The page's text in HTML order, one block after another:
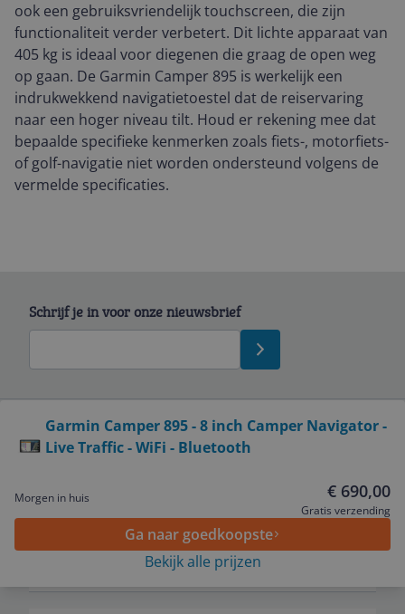
ook een gebruiksvriendelijk touchscreen, die zijn
functionaliteit verder verbetert. Dit lichte apparaat van
405 kg is ideaal voor diegenen die graag de open weg
op gaan. De Garmin Camper 895 is werkelijk een
indrukwekkend navigatietoestel dat de reiservaring
naar een hoger niveau tilt. Houd er rekening mee dat
bepaalde specifieke kenmerken zoals fiets-, motorfiets-
of golf-navigatie niet worden ondersteund volgens de
vermelde specificaties.
Garmin Camper 895 - 8 inch Camper Navigator -
Live Traffic - WiFi - Bluetooth
Morgen in huis € 690,00
Gratis verzending
Ga naar goedkoopste
Bekijk alle prijzen
Schrijf je in voor onze nieuwsbrief
Service
Algemeen